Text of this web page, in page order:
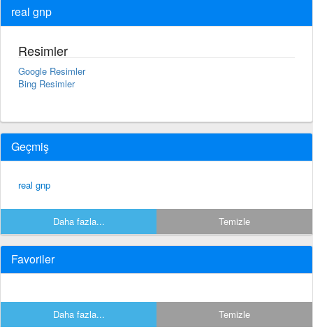
real gnp
Resimler
Google Resimler
Bing Resimler
Geçmiş
real gnp
Daha fazla... Temizle
Favoriler
Daha fazla... Temizle